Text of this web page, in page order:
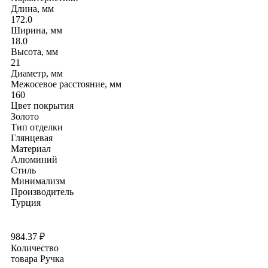
Длина, мм
172.0
Ширина, мм
18.0
Высота, мм
21
Диаметр, мм
Межосевое расстояние, мм
160
Цвет покрытия
Золото
Тип отделки
Глянцевая
Материал
Алюминий
Стиль
Минимализм
Производитель
Турция
984.37 ₽
Количество
товара Ручка